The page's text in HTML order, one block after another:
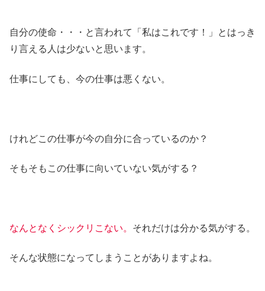
自分の使命・・・と言われて「私はこれです！」とはっき
り言える人は少ないと思います。
仕事にしても、今の仕事は悪くない。
けれどこの仕事が今の自分に合っているのか？
そもそもこの仕事に向いていない気がする？
なんとなくシックリこない。 それだけは分かる気がする。
そんな状態になってしまうことがありますよね。